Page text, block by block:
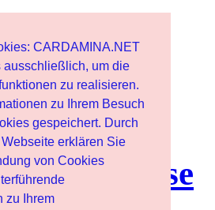
CARDAMINA.NET
um die
zu realisieren.
zu Ihrem Besuch
gespeichert. Durch
erklären Sie
von Cookies
zu Ihrem